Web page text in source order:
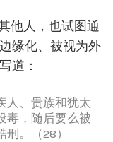
他人，也试图通
缘化、被视为外
道：
人、贵族和犹太
毒，随后要么被
。（28）